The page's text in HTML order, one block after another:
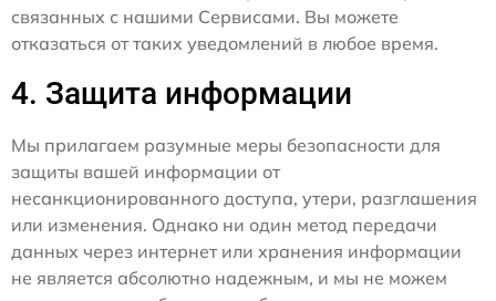
связанных с нашими Сервисами. Вы можете
отказаться от таких уведомлений в любое время.
4. Защита информации
Мы прилагаем разумные меры безопасности для
защиты вашей информации от
несанкционированного доступа, утери, разглашения
или изменения. Однако ни один метод передачи
данных через интернет или хранения информации
не является абсолютно надежным, и мы не можем